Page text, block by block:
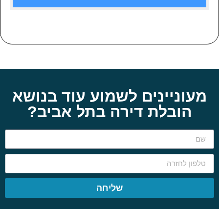
מעוניינים לשמוע עוד בנושא
הובלת דירה בתל אביב?
שליחה